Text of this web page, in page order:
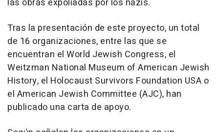
las obras expoliadas por los nazis.
Tras la presentación de este proyecto, un total
de 16 organizaciones, entre las que se
encuentran el World Jewish Congress, el
Weitzman National Museum of American Jewish
History, el Holocaust Survivors Foundation USA o
el American Jewish Committee (AJC), han
publicado una carta de apoyo.